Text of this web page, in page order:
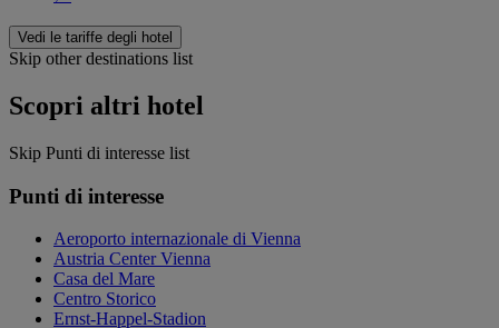
Vedi le tariffe degli hotel
Skip other destinations list
Scopri altri hotel
Skip Punti di interesse list
Punti di interesse
Aeroporto internazionale di Vienna
Austria Center Vienna
Casa del Mare
Centro Storico
Ernst-Happel-Stadion